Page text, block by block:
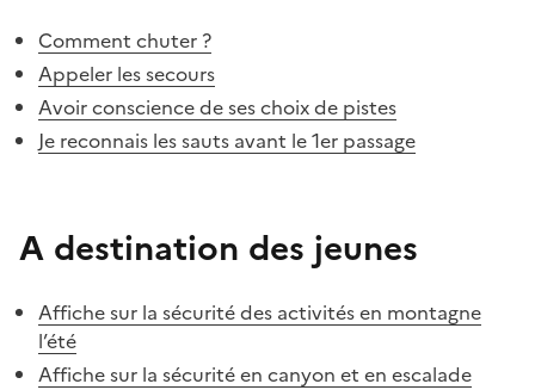
Comment chuter ?
Appeler les secours
Avoir conscience de ses choix de pistes
Je reconnais les sauts avant le 1er passage
A destination des jeunes
Affiche sur la sécurité des activités en montagne
l’été
Affiche sur la sécurité en canyon et en escalade